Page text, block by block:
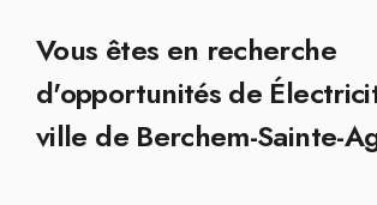
Vous êtes en recherche
d'opportunités de
ville de Berchem-Sainte-